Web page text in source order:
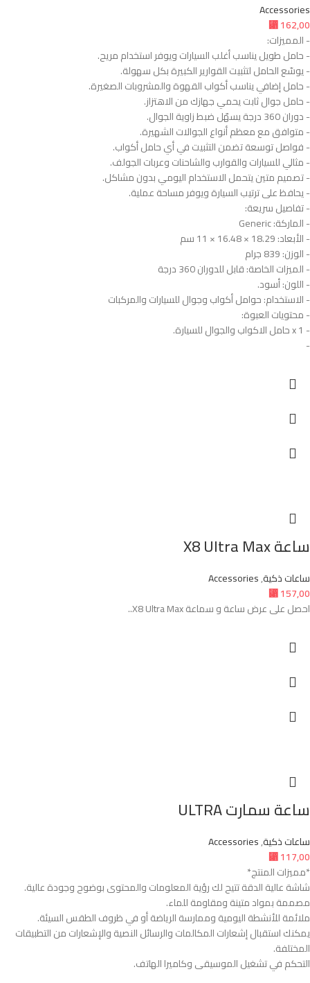
Accessories
⃁162,00
- المميزات:
- حامل طويل يناسب أغلب السيارات ويوفر استخدام مريح.
- يوسّع الحامل لتثبيت القوارير الكبيرة بكل سهولة.
- حامل إضافي يناسب أكواب القهوة والمشروبات الصغيرة.
- حامل جوال ثابت يحمي جهازك من الاهتزاز.
- دوران 360 درجة يسهّل ضبط زاوية الجوال.
- متوافق مع معظم أنواع الجوالات الشهيرة.
- فواصل توسعة تضمن التثبيت في أي حامل أكواب.
- مثالي للسيارات والقوارب والشاحنات وعربات الجولف.
- تصميم متين يتحمل الاستخدام اليومي بدون مشاكل.
- يحافظ على ترتيب السيارة ويوفر مساحة عملية.
- تفاصيل سريعة:
- الماركة: Generic
- الأبعاد: 18.29 × 16.48 × 11 سم
- الوزن: 839 جرام
- الميزات الخاصة: قابل للدوران 360 درجة
- اللون: أسود.
- الاستخدام: حوامل أكواب وجوال للسيارات والمركبات
- محتويات العبوة:
- 1 x حامل الاكواب والجوال للسيارة.
-
ساعة X8 Ultra Max
ساعات ذكية,
Accessories
⃁157,00
احصل على عرض ساعة و سماعة X8 Ultra Max..
ساعة سمارت ULTRA
ساعات ذكية,
Accessories
⃁117,00
*مميزات المنتج*
شاشة عالية الدقة تتيح لك رؤية المعلومات والمحتوى بوضوح وجودة عالية.
مصممة بمواد متينة ومقاومة للماء.
ملائمة للأنشطة اليومية وممارسة الرياضة أو في ظروف الطقس السيئة.
يمكنك استقبال إشعارات المكالمات والرسائل النصية والإشعارات من التطبيقات
المختلفة.
التحكم في تشغيل الموسيقى وكاميرا الهاتف.